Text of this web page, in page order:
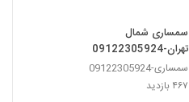
سمساری شمال
تهران-09122305924
سمساری-09122305924
۴۶۷ بازدید